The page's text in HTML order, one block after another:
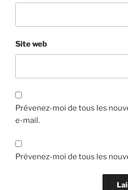
Site web
Prévenez-moi de tous les
e-mail.
Prévenez-moi de tous les